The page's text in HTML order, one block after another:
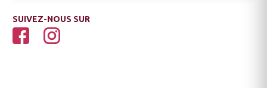
SUIVEZ-NOUS SUR